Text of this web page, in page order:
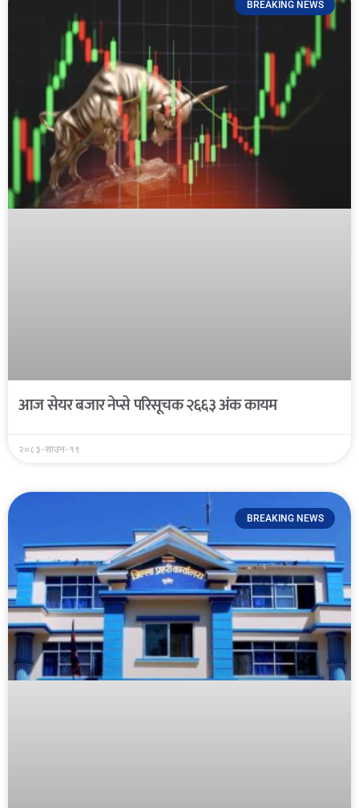
BREAKING NEWS
आज सेयर बजार नेप्से परिसूचक २६६३ अंक कायम
२०८३-साउन-१९
BREAKING NEWS